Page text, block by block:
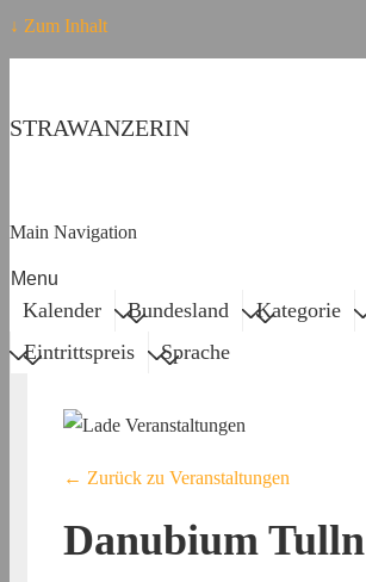
↓ Zum Inhalt
STRAWANZERIN
Main Navigation
Menu
Kalender Bundesland Kategorie
Eintrittspreis
Sprache
← Zurück zu Veranstaltungen
Danubium Tulln